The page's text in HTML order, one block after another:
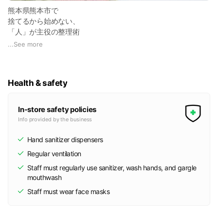
熊本県熊本市で
捨てるから始めない、
「人」が主役の整理術
ライフオーガナイズを伝えています。
「収納用品が沢山余った！」
もともと片づけが苦手だった私は
今では片づけのプロに。
同じように悩んでいる方の力になれたらと活動しています。
三浦峰子(みうら みねこ)
・片づけ講座受講者数4000名
...See more
Health & safety
In-store safety policies
Info provided by the business
Hand sanitizer dispensers
Regular ventilation
Staff must regularly use sanitizer, wash hands, and gargle
mouthwash
Staff must wear face masks